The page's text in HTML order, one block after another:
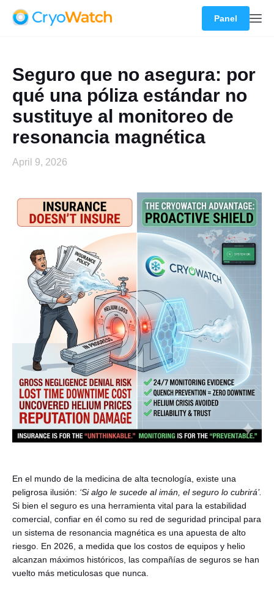
Español
Panel
Seguro que no asegura: por
qué una póliza estándar no
sustituye al monitoreo de
resonancia magnética
April 9, 2026
En el mundo de la medicina de alta tecnología, existe una
peligrosa ilusión: ‘Si algo le sucede al imán, el seguro lo cubrirá’.
Si bien el seguro es una herramienta vital para la estabilidad
comercial, confiar en él como su red de seguridad principal para
un sistema de resonancia magnética es una apuesta de alto
riesgo. En 2026, a medida que los costos de equipos y helio
alcanzan máximos históricos, las compañías de seguros se han
vuelto más meticulosas que nunca.